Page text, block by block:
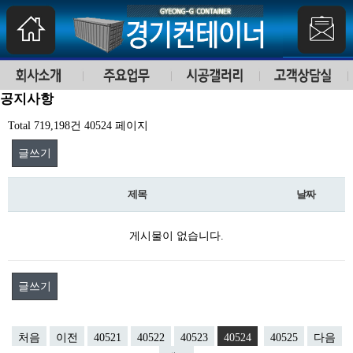
공지사항
Total 719,198건 40524 페이지
글쓰기
제목 날짜
게시물이 없습니다.
글쓰기
처음 이전 40521 40522 40523 40524 40525
다음